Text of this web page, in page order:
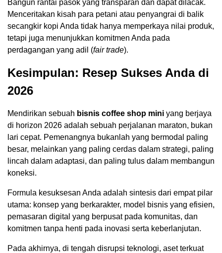
Bangun rantai pasok yang transparan dan dapat dilacak.
Menceritakan kisah para petani atau penyangrai di balik
secangkir kopi Anda tidak hanya memperkaya nilai produk,
tetapi juga menunjukkan komitmen Anda pada
perdagangan yang adil (fair trade).
Kesimpulan: Resep Sukses Anda di
2026
Mendirikan sebuah bisnis coffee shop mini yang berjaya
di horizon 2026 adalah sebuah perjalanan maraton, bukan
lari cepat. Pemenangnya bukanlah yang bermodal paling
besar, melainkan yang paling cerdas dalam strategi, paling
lincah dalam adaptasi, dan paling tulus dalam membangun
koneksi.
Formula kesuksesan Anda adalah sintesis dari empat pilar
utama: konsep yang berkarakter, model bisnis yang efisien,
pemasaran digital yang berpusat pada komunitas, dan
komitmen tanpa henti pada inovasi serta keberlanjutan.
Pada akhirnya, di tengah disrupsi teknologi, aset terkuat